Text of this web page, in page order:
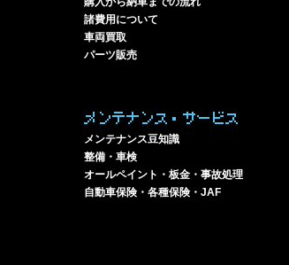
諸費用について
車両買取
パーツ販売
メンテナンス・サービス
メンテナンス豆知識
整備・車検
オールペイント・板金・事故処理
自動車保険・各種保険・JAF